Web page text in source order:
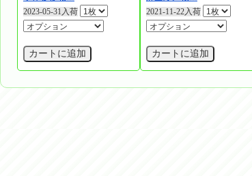
2023-05-31入荷
カートに追加
2021-11-22入荷
カートに追加